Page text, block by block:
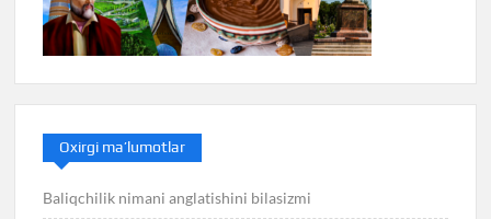
Oxirgi ma’lumotlar
Baliqchilik nimani anglatishini bilasizmi